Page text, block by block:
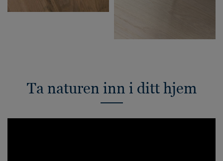
Ta naturen inn i ditt hjem